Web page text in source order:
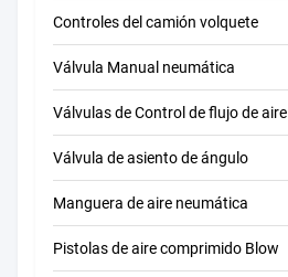
de
seguridad
de los
sistemas
de
seguridad
sistemas
de
Controles del camión volquete
Válvula Manual neumática
Válvulas de Control de flujo de aire
Válvula de asiento de ángulo
Manguera de aire neumática
Pistolas de aire comprimido Blow